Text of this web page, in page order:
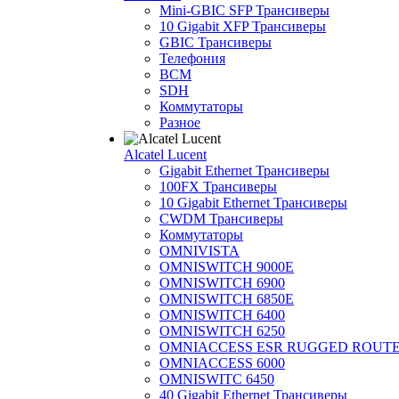
Mini-GBIC SFP Трансиверы
10 Gigabit XFP Трансиверы
GBIC Трансиверы
Телефония
BCM
SDH
Коммутаторы
Разное
Alcatel Lucent
Gigabit Ethernet Трансиверы
100FX Трансиверы
10 Gigabit Ethernet Трансиверы
CWDM Трансиверы
Коммутаторы
OMNIVISTA
OMNISWITCH 9000E
OMNISWITCH 6900
OMNISWITCH 6850E
OMNISWITCH 6400
OMNISWITCH 6250
OMNIACCESS ESR RUGGED
OMNIACCESS 6000
OMNISWITC 6450
40 Gigabit Ethernet Трансиверы